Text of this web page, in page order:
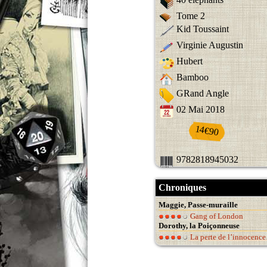
Tome 2
Kid Toussaint
Virginie Augustin
Hubert
Bamboo
GRand Angle
02 Mai 2018
14€90
9782818945032
Chroniques
Maggie, Passe-muraille
Gang of London
Dorothy, la Poiçonneuse
La perte de